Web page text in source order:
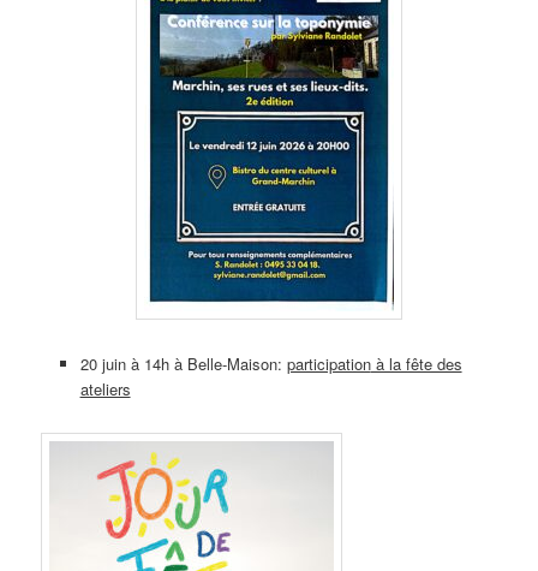
20 juin à 14h à Belle-Maison: participationà la fête des
ateliers